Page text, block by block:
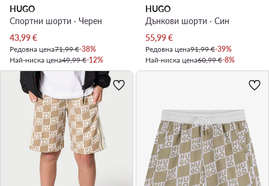
HUGO
Спортни шорти · Черен
Актуална цена
43,99€
Редовна цена71,99 €-38%
Най-ниска цена49,99 €-12%
HUGO
Дънкови шорти · Син
Актуална цена
55,99€
Редовна цена91,99 €-39%
Най-ниска цена60,99 €-8%